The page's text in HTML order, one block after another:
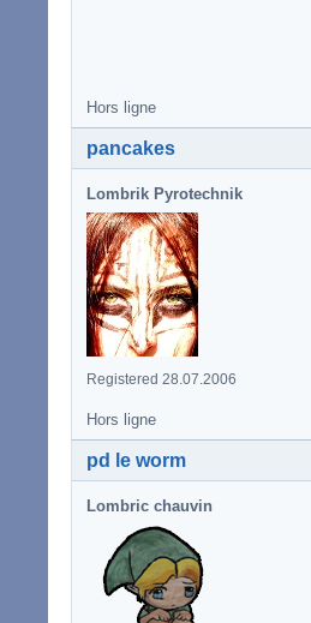
Hors ligne
pancakes
Lombrik Pyrotechnik
Registered 28.07.2006
Hors ligne
pd le worm
Lombric chauvin